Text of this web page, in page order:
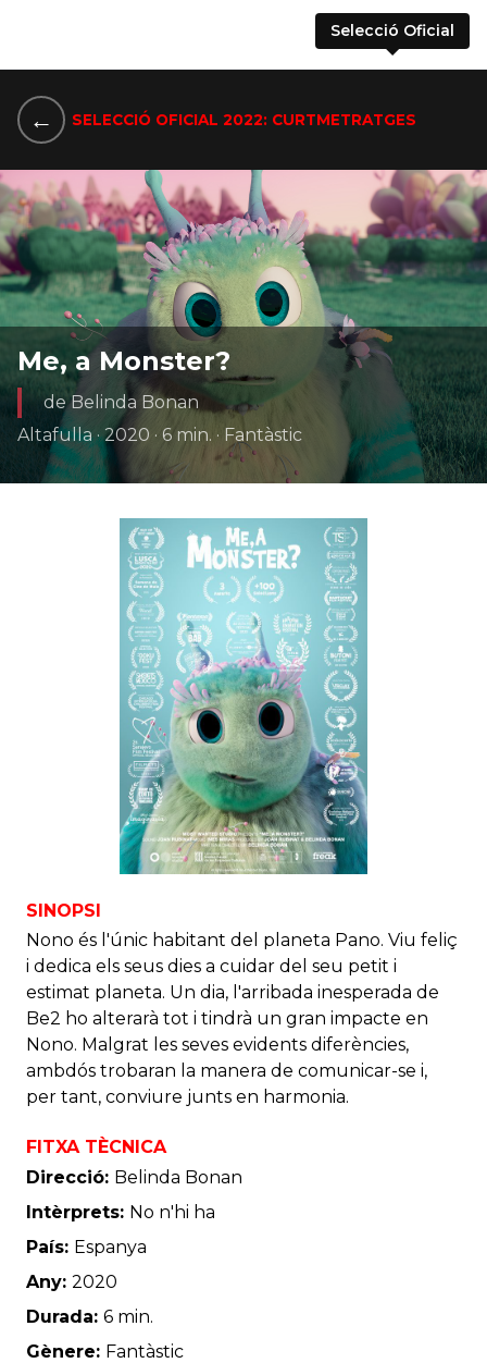
Selecció Oficial
← SELECCIÓ OFICIAL 2022: CURTMETRATGES
Me, a Monster?
de Belinda Bonan
Altafulla · 2020 · 6 min. · Fantàstic
SINOPSI
Nono és l'únic habitant del planeta Pano. Viu feliç
i dedica els seus dies a cuidar del seu petit i
estimat planeta. Un dia, l'arribada inesperada de
Be2 ho alterarà tot i tindrà un gran impacte en
Nono. Malgrat les seves evidents diferències,
ambdós trobaran la manera de comunicar-se i,
per tant, conviure junts en harmonia.
FITXA TÈCNICA
Direcció: Belinda Bonan
Intèrprets: No n'hi ha
País: Espanya
Any: 2020
Durada: 6 min.
Gènere: Fantàstic